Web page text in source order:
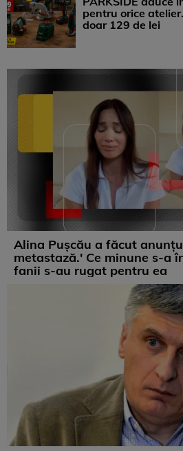
pentru orice
doar 129 de lei
Alina Pușcău a făcut
metastază.' Ce minune s-a
fanii s-au rugat pentru ea